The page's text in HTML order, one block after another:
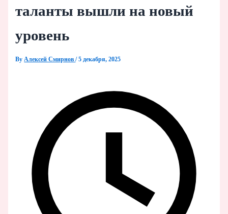
таланты вышли на новый
уровень
By Алексей Смирнов/5 декабря, 2025